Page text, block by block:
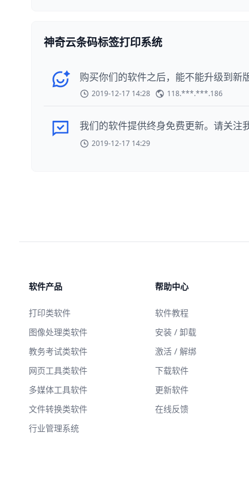
神奇云条码标签打印系统
购买你们的软件之后，能不能升级到新
2019-12-17 14:28 118.***.***.186
我们的软件提供终身免费更新。请关注
2019-12-17 14:29
软件产品
打印类软件
图像处理类软件
教务考试类软件
网页工具类软件
多媒体工具软件
文件转换类软件
行业管理系统
帮助中心
软件教程
安装 / 卸载
激活 / 解绑
下载软件
更新软件
在线反馈